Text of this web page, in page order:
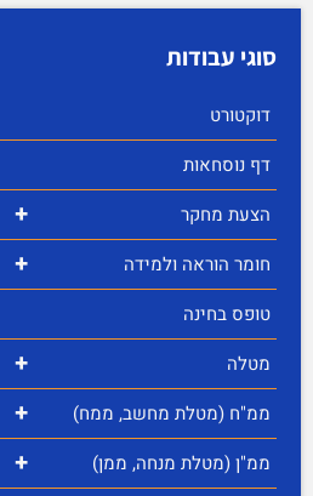
סוגי עבודות
דוקטורט
דף נוסחאות
+ הצעת מחקר
+
חומר הוראה ולמידה
טופס בחינה
+ מטלה
+ ממ"ח (מטלת מחשב, ממח)
+
ממ"ן (מטלת מנחה, ממן)